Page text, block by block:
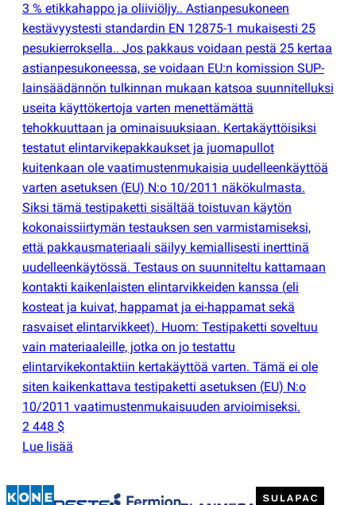
3 % etikkahappo ja oliiviöljy.. Astianpesukoneen
kestävyystesti standardin EN 12875-1 mukaisesti 25
pesukierroksella.. Jos pakkaus voidaan pestä 25 kertaa
astianpesukoneessa, se voidaan EU:n komission SUP-
lainsäädännön tulkinnan mukaan katsoa suunnitelluksi
useita käyttökertoja varten menettämättä
tehokkuuttaan ja ominaisuuksiaan. Kertakäyttöisiksi
testatut elintarvikepakkaukset ja juomapullot
kuitenkaan ole vaatimustenmukaisia uudelleenkäyttöä
varten asetuksen (EU) N:o 10/2011 näkökulmasta.
Siksi tämä testipaketti sisältää toistuvan käytön
kokonaissiirtymän testauksen sen varmistamiseksi,
että pakkausmateriaali säilyy kemiallisesti inerttinä
uudelleenkäytössä. Testaus on suunniteltu kattamaan
kontakti kaikenlaisten elintarvikkeiden kanssa (eli
kosteat ja kuivat, happamat ja ei-happamat sekä
rasvaiset elintarvikkeet). Huom: Testipaketti soveltuu
vain materiaaleille, jotka on jo testattu
elintarvikekontaktiin kertakäyttöä varten. Tämä ei ole
siten kaikenkattava testipaketti asetuksen (EU) N:o
10/2011 vaatimustenmukaisuuden arvioimiseksi.
2 448 $
Lue lisää